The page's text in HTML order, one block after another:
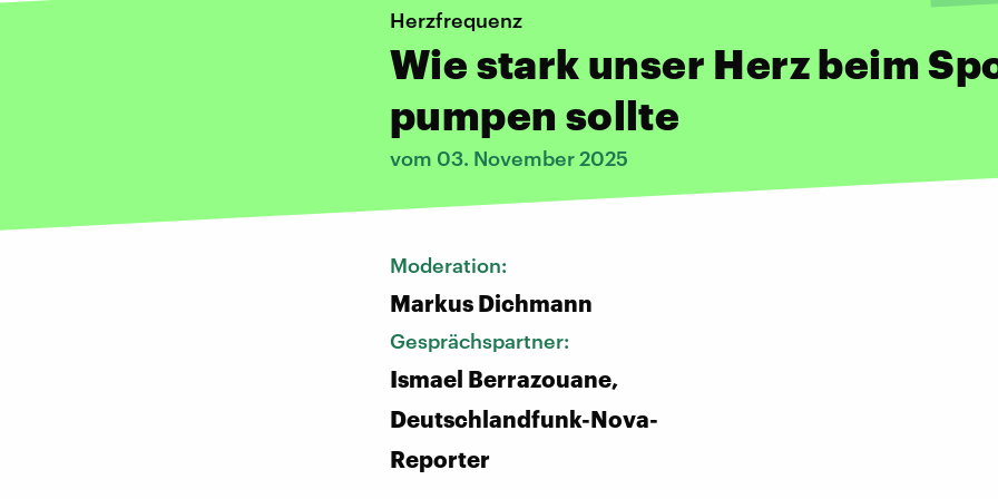
Herzfrequenz
Wie stark unser Herz beim
pumpen sollte
vom 03. November 2025
Moderation:
Markus Dichmann
Gesprächspartner:
Ismael Berrazouane,
Deutschlandfunk-Nova-
Reporter